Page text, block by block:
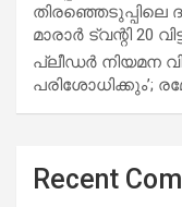
മാരാര്‍ ട്വന്റി 20
പ്ലീഡർ നിയമന
പരിശോധിക്കും’;
Recent